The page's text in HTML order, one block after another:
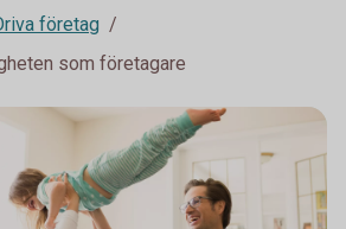
företag
som företagare